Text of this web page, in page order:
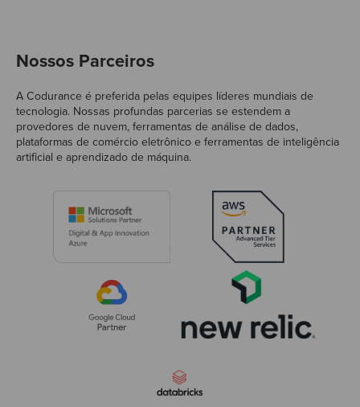
Nossos Parceiros
A Codurance é preferida pelas equipes líderes mundiais de
tecnologia. Nossas profundas parcerias se estendem a
provedores de nuvem, ferramentas de análise de dados,
plataformas de comércio eletrônico e ferramentas de inteligência
artificial e aprendizado de máquina.